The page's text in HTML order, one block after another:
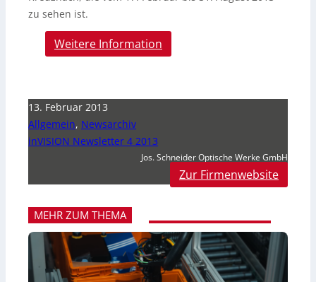
zu sehen ist.
Weitere Information
13. Februar 2013
Allgemein, Newsarchiv
inVISION Newsletter 4 2013
Jos. Schneider Optische Werke GmbH
Zur Firmenwebsite
MEHR ZUM THEMA